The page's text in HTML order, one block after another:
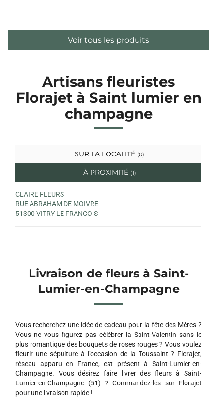
Voir tous les produits
Artisans fleuristes
Florajet à Saint lumier en
champagne
SUR LA LOCALITÉ (0)
À PROXIMITÉ (1)
CLAIRE FLEURS
RUE ABRAHAM DE MOIVRE
51300 VITRY LE FRANCOIS
Livraison de fleurs à Saint-
Lumier-en-Champagne
Vous recherchez une idée de cadeau pour la fête des Mères ?
Vous ne vous figurez pas célébrer la Saint-Valentin sans le
plus romantique des bouquets de roses rouges ? Vous voulez
fleurir une sépulture à l’occasion de la Toussaint ? Florajet,
réseau apparu en France, est présent à Saint-Lumier-en-
Champagne. Vous désirez faire livrer des fleurs à Saint-
Lumier-en-Champagne (51) ? Commandez-les sur Florajet
pour une livraison rapide !